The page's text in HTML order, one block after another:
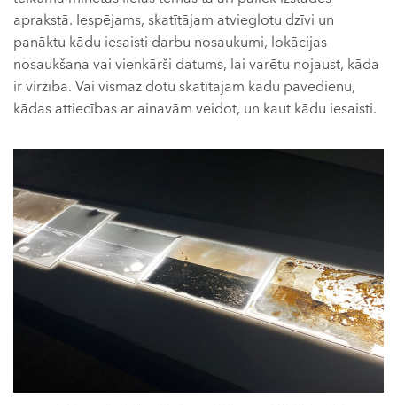
aprakstā. Iespējams, skatītājam atvieglotu dzīvi un
panāktu kādu iesaisti darbu nosaukumi, lokācijas
nosaukšana vai vienkārši datums, lai varētu nojaust, kāda
ir virzība. Vai vismaz dotu skatītājam kādu pavedienu,
kādas attiecības ar ainavām veidot, un kaut kādu iesaisti.